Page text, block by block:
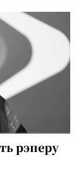
рэперу